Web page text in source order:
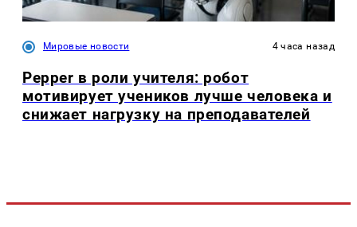
Мировые новости 4 часа назад
Pepper в роли учителя: робот
мотивирует учеников лучше человека и
снижает нагрузку на преподавателей